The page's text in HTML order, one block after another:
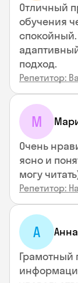
Отличный
обучения
подход.
Репетитор:
М
Очень
ясно и
могу
Репетитор:
А
Грамотный